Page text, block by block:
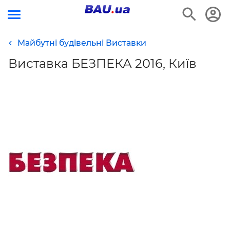
Майбутні будівельні Виставки
Виставка БЕЗПЕКА 2016, Київ